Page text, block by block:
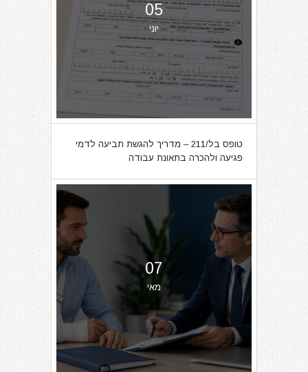
05
יוני
טופס בל/211 – מדריך להגשת תביעה לדמי
פגיעה ולהכרה בתאונת עבודה
07
מאי